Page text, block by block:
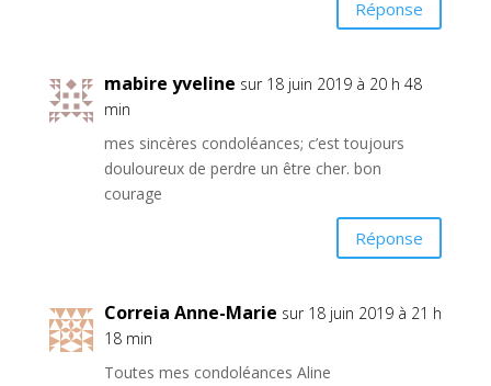
Réponse
mabire yveline sur 18 juin 2019 à 20 h 48
min
mes sincères condoléances; c’est toujours
douloureux de perdre un être cher. bon
courage
Réponse
Correia Anne-Marie sur 18 juin 2019 à 21 h
18 min
Toutes mes condoléances Aline